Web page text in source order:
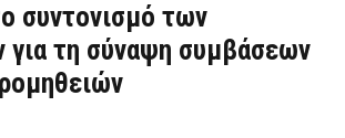
συντονισμό των
για τη σύναψη συμβάσεων